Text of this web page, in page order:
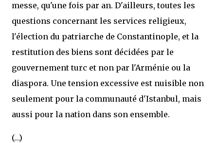
messe, qu'une fois par an. D'ailleurs, toutes les
questions concernant les services religieux,
l'élection du patriarche de Constantinople, et la
restitution des biens sont décidées par le
gouvernement turc et non par l'Arménie ou la
diaspora. Une tension excessive est nuisible non
seulement pour la communauté d'Istanbul, mais
aussi pour la nation dans son ensemble.
(…)